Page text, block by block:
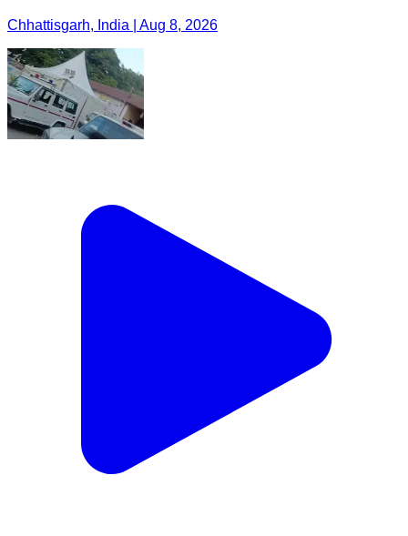
Chhattisgarh, India | Aug 8, 2026